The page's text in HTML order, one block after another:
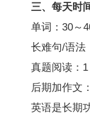
三、每天时
单词：30～
长难句/语法
真题阅读：
后期加作文
英语是长期